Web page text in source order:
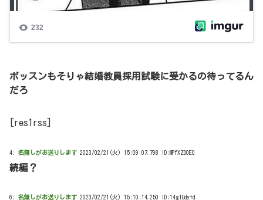
ボッスンもそりゃ結婚教員採用試験に受かるの待ってるん
だろ
[res1rss]
4: 名無しがお送りします 2023/02/21(火) 15:09:07.798 ID:MPfXZD0E0
続編？
6: 名無しがお送りします 2023/02/21(火) 15:10:14.250 ID:14g1Udy+d